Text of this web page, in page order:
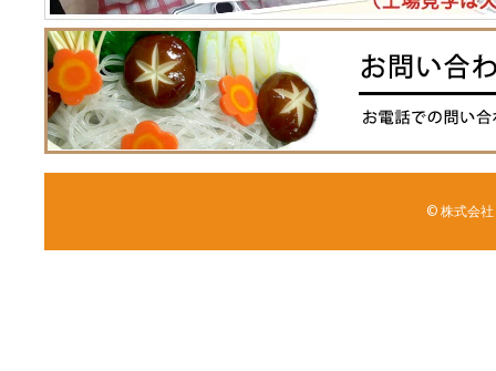
© 株式会